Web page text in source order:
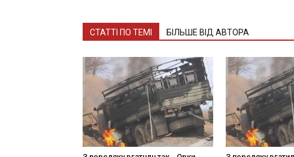
СТАТТІ ПО ТЕМІ БІЛЬШЕ ВІД АВТОРА